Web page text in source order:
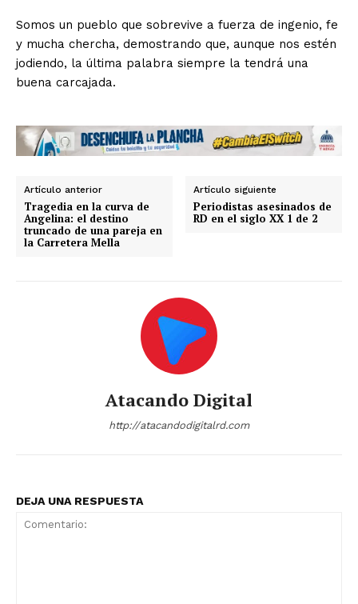
Somos un pueblo que sobrevive a fuerza de ingenio, fe
y mucha chercha, demostrando que, aunque nos estén
jodiendo, la última palabra siempre la tendrá una
buena carcajada.
Artículo anterior
Tragedia en la curva de
Angelina: el destino
truncado de una pareja en
la Carretera Mella
Artículo siguiente
Periodistas asesinados de
RD en el siglo XX 1 de 2
Atacando Digital
http://atacandodigitalrd.com
DEJA UNA RESPUESTA